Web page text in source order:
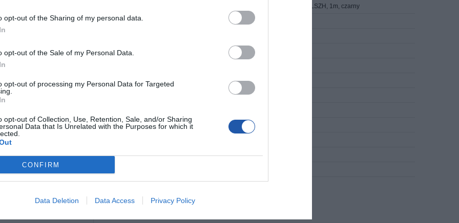
opt-out of the Sharing of my personal data.
opt-out of the Sale of my Personal Data.
opt-out of processing my Personal Data for Targeted
opt-out of Collection, Use, Retention, Sale, and/or Sharing
Data that Is Unrelated with the Purposes for which it
CONFIRM
Data Deletion Data Access Privacy Policy
GEMBIRD PP6A-LSZHCU-BK-1M Gembird patchcord RJ45, kat. 6A, SFTP, LSZH, 1m, czarny
GEMBIRD
FTP/STP - ekranowana skrętka 4 parowa
kabla LSZH - powłoka nie podtrzymuje palenia, nie wydziela trujących związków
RJ45
zalewana
Ekranowanie: S/FTP (ISO/IEC 11801)
Przewodnik: AWG 27, czysta miedź